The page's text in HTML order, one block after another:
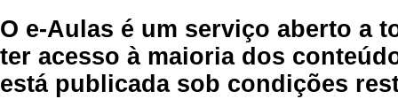
O e-Aulas é um serviço aberto a
ter acesso à maioria dos
está publicada sob condições